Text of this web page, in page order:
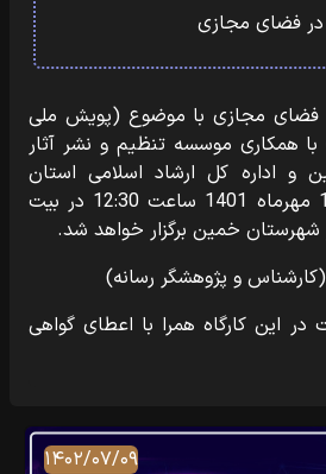
در فضای مجازی
فضای مجازی با موضوع (پویش ملی
همکاری موسسه تنظیم و نشر آثار
و اداره کل ارشاد اسلامی استان
مرکزی روز پنجشنبه 13 مهرماه 1401 ساعت 12:30 در بیت
خمین برگزار خواهد شد.
و پژوهشگر رسانه)
این کارگاه همرا با اعطای گواهی
۱۴۰۲/۰۷/۰۹